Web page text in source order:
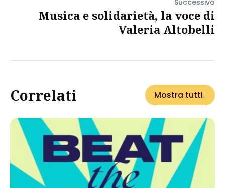
Successivo
Musica e solidarietà, la voce di
Valeria Altobelli
Correlati Mostra tutti